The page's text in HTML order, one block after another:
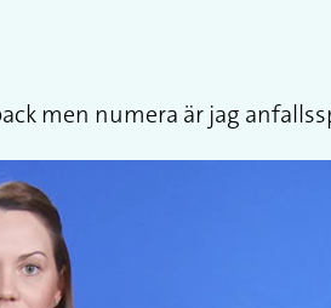
men numera är jag